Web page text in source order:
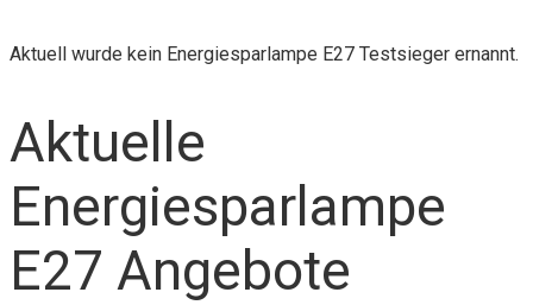
Aktuell wurde kein Energiesparlampe E27 Testsieger ernannt.
Aktuelle
Energiesparlampe
E27 Angebote